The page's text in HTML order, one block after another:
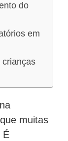
do
em
crianças
muitas
É